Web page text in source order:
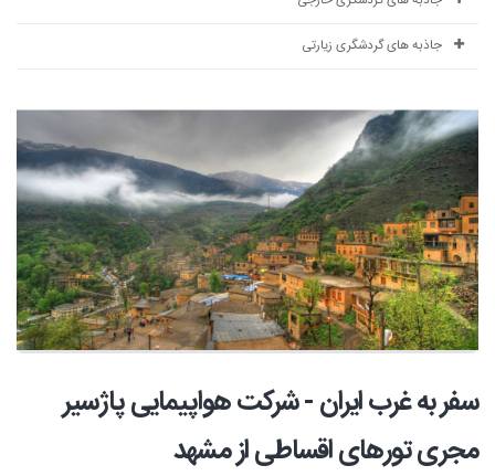
جاذبه های گردشگری زیارتی
سفر به غرب ایران - شرکت هواپیمایی پاژسیر
مجری تورهای اقساطی از مشهد